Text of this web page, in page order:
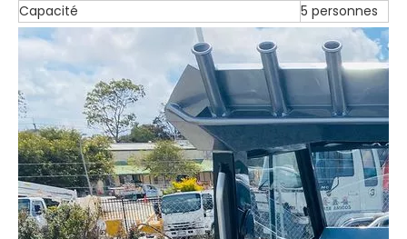
Capacité
5 personnes